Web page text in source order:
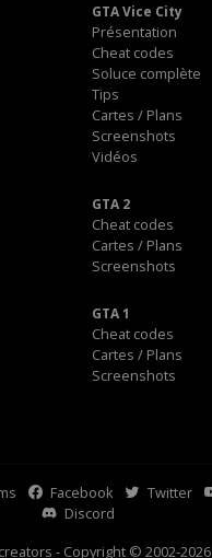
GTA Vice City
Présentation
Cheat codes
Soluce complète
Tips
Cartes / Plans
Screenshots
Vidéos
GTA 2
Cheat codes
Cartes / Plans
Screenshots
GTA 1
Cheat codes
Cartes / Plans
Screenshots
Facebook Twitter
Discord
- Copyright © 2002-2026